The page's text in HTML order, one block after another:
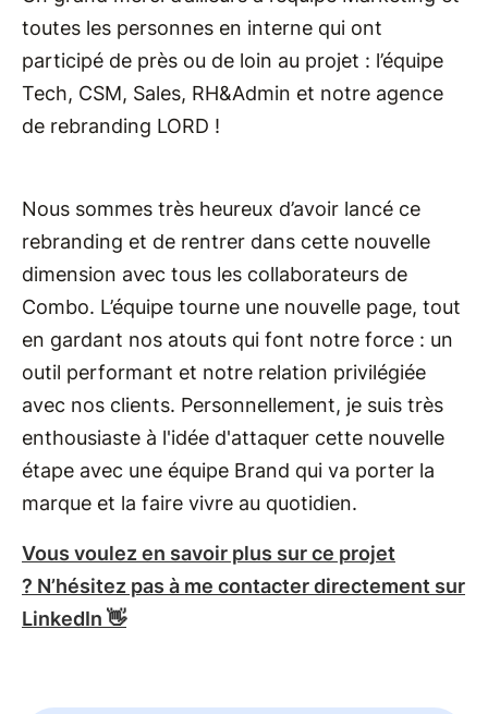
toutes les personnes en interne qui ont
participé de près ou de loin au projet : l’équipe
Tech, CSM, Sales, RH&Admin et notre agence
de rebranding LORD !
Nous sommes très heureux d’avoir lancé ce
rebranding et de rentrer dans cette nouvelle
dimension avec tous les collaborateurs de
Combo. L’équipe tourne une nouvelle page, tout
en gardant nos atouts qui font notre force : un
outil performant et notre relation privilégiée
avec nos clients. Personnellement, je suis très
enthousiaste à l'idée d'attaquer cette nouvelle
étape avec une équipe Brand qui va porter la
marque et la faire vivre au quotidien.
Vous voulez en savoir plus sur ce projet
? N’hésitez pas à me contacter directement sur
LinkedIn 👋